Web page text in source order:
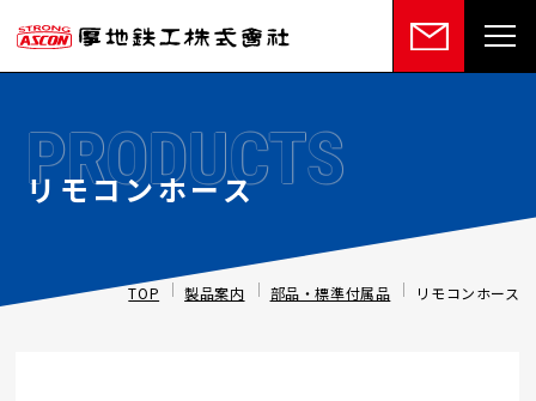
リモコンホース
PRODUCTS
TOP 製品案内 部品・標準付属品 リモコンホース